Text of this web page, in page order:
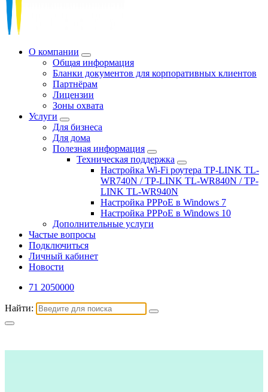
О компании
Общая информация
Бланки документов для корпоративных клиентов
Партнёрам
Лицензии
Зоны охвата
Услуги
Для бизнеса
Для дома
Полезная информация
Техническая поддержка
Настройка Wi-Fi роутера TP-LINK TL-
WR740N / TP-LINK TL-WR840N / TP-
LINK TL-WR940N
Настройка PPPoE в Windows 7
Настройка PPPoE в Windows 10
Дополнительные услуги
Частые вопросы
Подключиться
Личный кабинет
Новости
71 2050000
Найти: